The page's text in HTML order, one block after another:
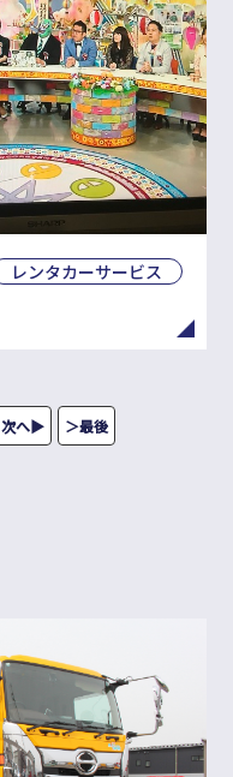
レンタカーサービス
次へ▶ ＞最後